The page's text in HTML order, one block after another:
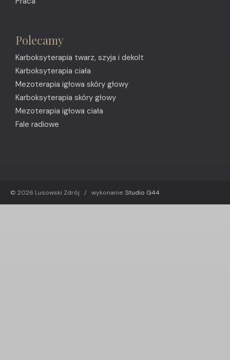
Polecamy
Karboksyterapia twarz, szyja i dekolt
Karboksyterapia ciała
Mezoterapia igłowa skóry głowy
Karboksyterapia skóry głowy
Mezoterapia igłowa ciała
Fale radiowe
© 2026 Lusowski Zdrój / wykonanie:Studio G44